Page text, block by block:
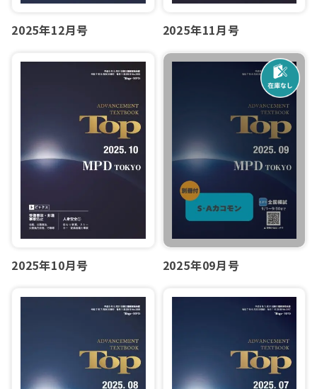
2025年12月号 2025年11月号
2025年10月号 2025年09月号